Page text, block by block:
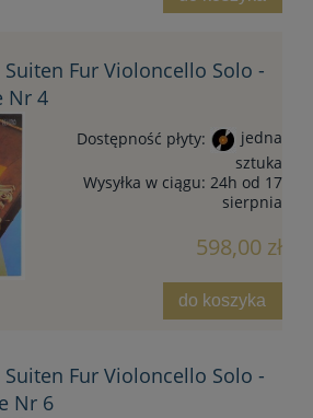
Fur Violoncello Solo -
Nr 4
Dostępność płyty:
jedna
sztuka
Wysyłka w ciągu: 24h od 17
sierpnia
598,00 zł
do koszyka
Fur Violoncello Solo -
Nr 6